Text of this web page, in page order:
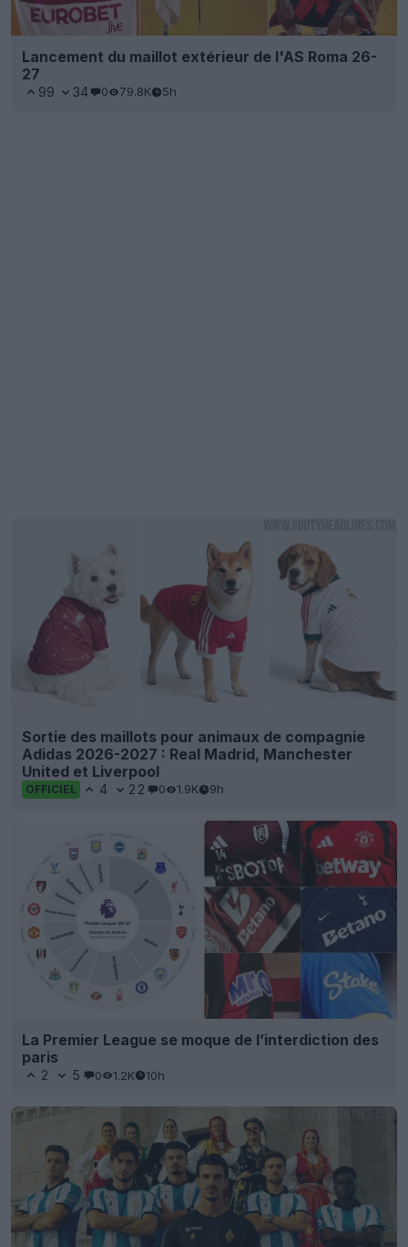
Lancement du maillot extérieur de l'AS Roma 26-
27
99 34 0 79.8K 5h
Sortie des maillots pour animaux de compagnie
Adidas 2026-2027 : Real Madrid, Manchester
United et Liverpool
OFFICIEL 4 22 0 1.9K 9h
La Premier League se moque de l’interdiction des
paris
2 5 0 1.2K 10h